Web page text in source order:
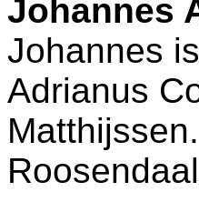
Johannes
Johannes
Adrianus
Roosendaal